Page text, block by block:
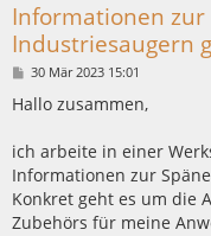
Informationen zur
Industriesaugern
B
i
a
g
30 Mär 2023 15:01
Hallo zusammen,
ich arbeite in einer
Informationen zur
Konkret geht es um die
Zubehörs für meine